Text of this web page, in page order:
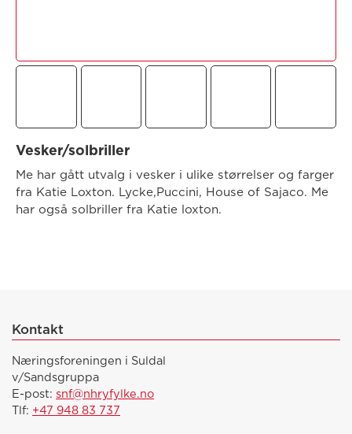
Vesker/solbriller
Me har gått utvalg i vesker i ulike størrelser og farger
fra Katie Loxton. Lycke,Puccini, House of Sajaco. Me
har også solbriller fra Katie loxton.
Kontakt
Næringsforeningen i Suldal
v/Sandsgruppa
E-post: snf@nhryfylke.no
Tlf: +47 948 83 737